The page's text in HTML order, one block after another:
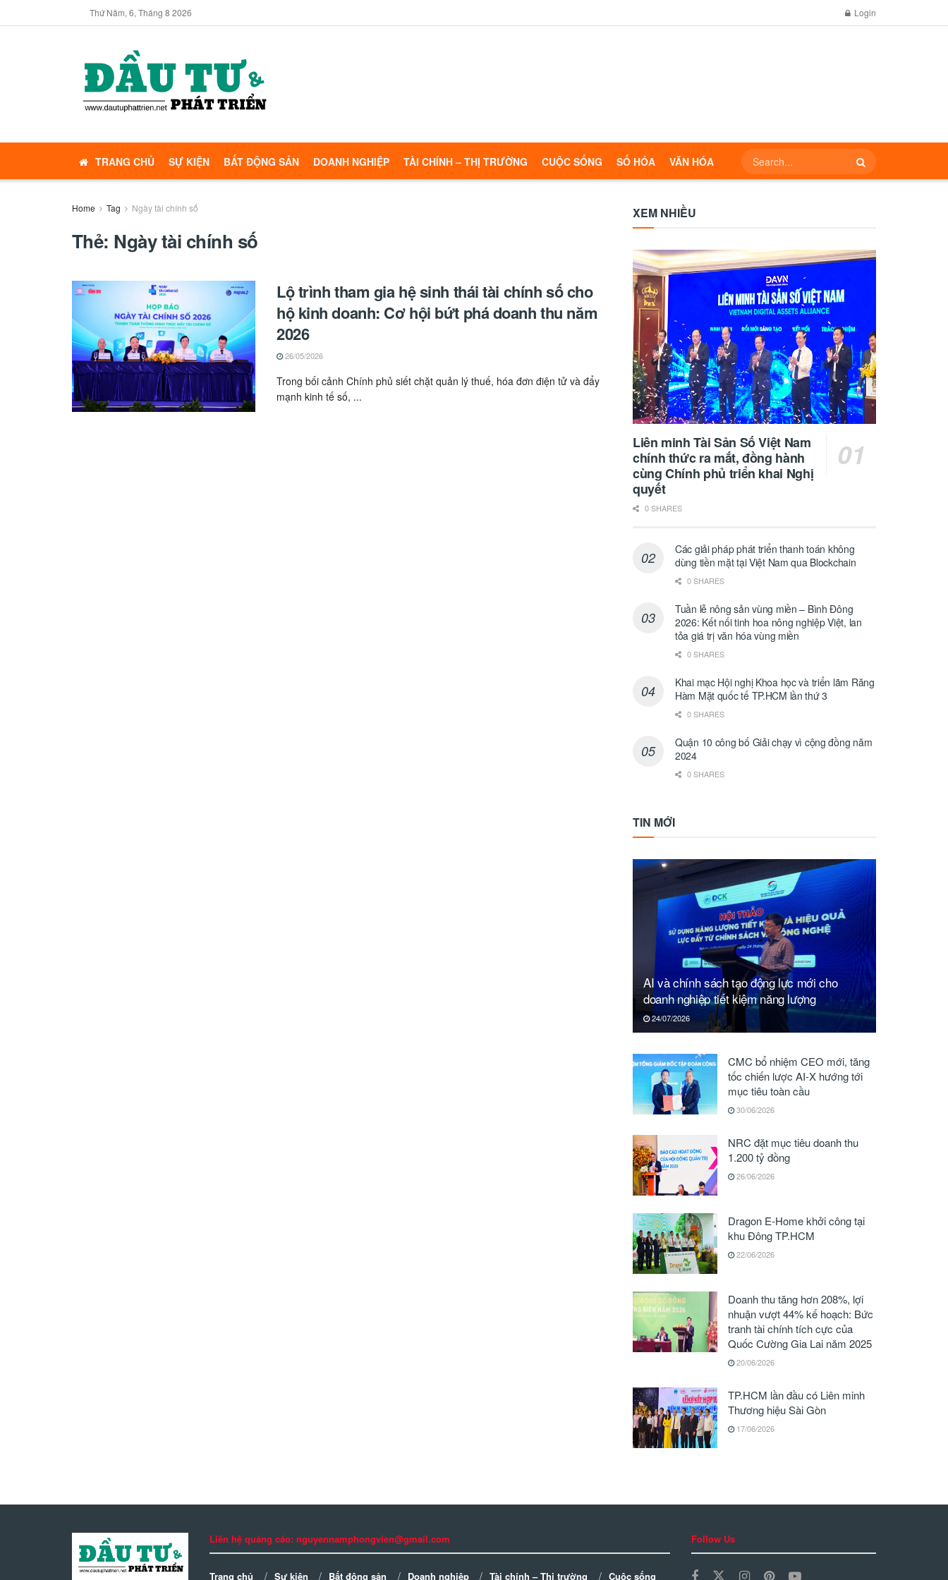
Thứ Năm, 6, Tháng 8 2026 Login
TRANG CHỦ SỰ KIỆN BẤT ĐỘNG SẢN DOANH NGHIỆP TÀI CHÍNH – THỊ TRƯỜNG CUỘC SỐNG SỐ HÓA VĂN HÓA
Home Tag Ngày tài chính số
Thẻ: Ngày tài chính số
Lộ trình tham gia hệ sinh thái tài chính số cho
hộ kinh doanh: Cơ hội bứt phá doanh thu năm
2026
26/05/2026
Trong bối cảnh Chính phủ siết chặt quản lý thuế, hóa đơn điện tử và đẩy
mạnh kinh tế số, ...
XEM NHIỀU
Liên minh Tài Sản Số Việt Nam
chính thức ra mắt, đồng hành
cùng Chính phủ triển khai Nghị
quyết
0 SHARES
Các giải pháp phát triển thanh toán không
dùng tiền mặt tại Việt Nam qua Blockchain
0 SHARES
Tuần lễ nông sản vùng miền – Bình Đông
2026: Kết nối tinh hoa nông nghiệp Việt, lan
tỏa giá trị văn hóa vùng miền
0 SHARES
Khai mạc Hội nghị Khoa học và triển lãm Răng
Hàm Mặt quốc tế TP.HCM lần thứ 3
0 SHARES
Quận 10 công bố Giải chạy vì cộng đồng năm
2024
0 SHARES
TIN MỚI
AI và chính sách tạo động lực mới cho
doanh nghiệp tiết kiệm năng lượng
24/07/2026
CMC bổ nhiệm CEO mới, tăng
tốc chiến lược AI-X hướng tới
mục tiêu toàn cầu
30/06/2026
NRC đặt mục tiêu doanh thu
1.200 tỷ đồng
26/06/2026
Dragon E-Home khởi công tại
khu Đông TP.HCM
22/06/2026
Doanh thu tăng hơn 208%, lợi
nhuận vượt 44% kế hoạch: Bức
tranh tài chính tích cực của
Quốc Cường Gia Lai năm 2025
20/06/2026
TP.HCM lần đầu có Liên minh
Thương hiệu Sài Gòn
17/06/2026
Liên hệ quảng cáo: nguyennamphongvien@gmail.com
Trang chủ Sự kiện Bất động sản Doanh nghiệp Tài chính – Thị trường Cuộc sống
Follow Us